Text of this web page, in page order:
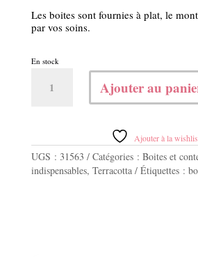
Les boites sont fournies à plat, le
par vos soins.
En stock
Ajouter au
Ajouter à la
UGS : 31563 Catégories : Boites et
indispensables, Terracotta Étiquettes :